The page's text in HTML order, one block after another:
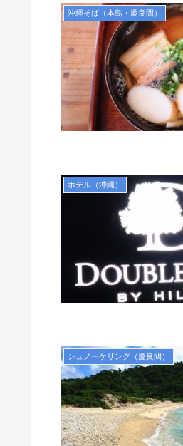
沖縄そば（本島・慶良間）
ホテル（沖縄）
シュノーケリング（慶良間）